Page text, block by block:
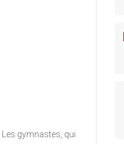
gymnastes, qui